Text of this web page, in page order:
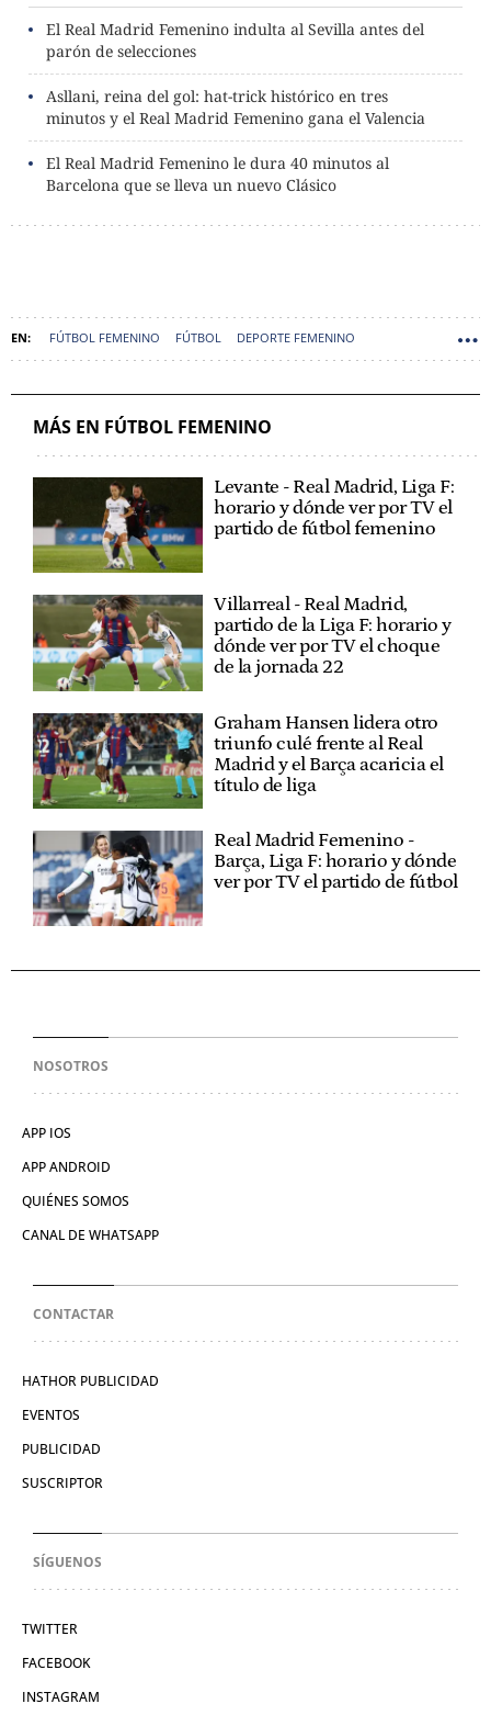
El Real Madrid Femenino indulta al Sevilla antes del
parón de selecciones
Asllani, reina del gol: hat-trick histórico en tres
minutos y el Real Madrid Femenino gana el Valencia
El Real Madrid Femenino le dura 40 minutos al
Barcelona que se lleva un nuevo Clásico
FÚTBOL FEMENINO FÚTBOL DEPORTE FEMENINO
MÁS EN FÚTBOL FEMENINO
Levante - Real Madrid, Liga F:
horario y dónde ver por TV el
partido de fútbol femenino
Villarreal - Real Madrid,
partido de la Liga F: horario y
dónde ver por TV el choque
de la jornada 22
Graham Hansen lidera otro
triunfo culé frente al Real
Madrid y el Barça acaricia el
título de liga
Real Madrid Femenino -
Barça, Liga F: horario y dónde
ver por TV el partido de fútbol
NOSOTROS
APP IOS
APP ANDROID
QUIÉNES SOMOS
CANAL DE WHATSAPP
CONTACTAR
HATHOR PUBLICIDAD
EVENTOS
PUBLICIDAD
SUSCRIPTOR
SÍGUENOS
TWITTER
FACEBOOK
INSTAGRAM